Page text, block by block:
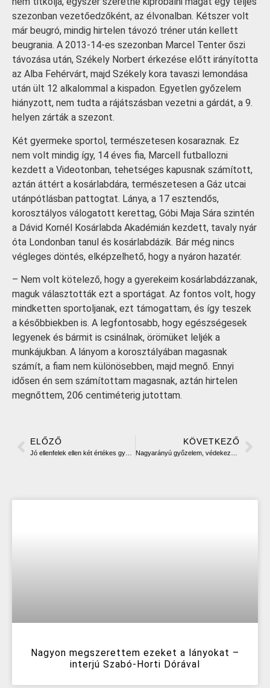
szezonban vezetőedzőként, az élvonalban. Kétszer volt
már beugró, mindig hirtelen távozó tréner után kellett
beugrania. A 2013-14-es szezonban Marcel Tenter őszi
távozása után, Székely Norbert érkezése előtt irányította
az Alba Fehérvárt, majd Székely kora tavaszi lemondása
után ült 12 alkalommal a kispadon. Egyetlen győzelem
hiányzott, nem tudta a rájátszásban vezetni a gárdát, a 9.
helyen zárták a szezont.
Két gyermeke sportol, természetesen kosaraznak. Ez
nem volt mindig így, 14 éves fia, Marcell futballozni
kezdett a Videotonban, tehetséges kapusnak számított,
aztán áttért a kosárlabdára, természetesen a Gáz utcai
utánpótlásban pattogtat. Lánya, a 17 esztendős,
korosztályos válogatott kerettag, Góbi Maja Sára szintén
a Dávid Kornél Kosárlabda Akadémián kezdett, tavaly nyár
óta Londonban tanul és kosárlabdázik. Bár még nincs
végleges döntés, elképzelhető, hogy a nyáron hazatér.
– Nem volt kötelező, hogy a gyerekeim kosárlabdázzanak,
maguk választották ezt a sportágat. Az fontos volt, hogy
mindketten sportoljanak, ezt támogattam, és így teszek
a későbbiekben is. A legfontosabb, hogy egészségesek
legyenek és bármit is csinálnak, örömüket leljék a
munkájukban. A lányom a korosztályában magasnak
számít, a fiam nem különösebben, majd megnő. Ennyi
idősen én sem számítottam magasnak, aztán hirtelen
megnőttem, 206 centiméterig jutottam.
ELŐZŐ KÖVETKEZŐ
Nagyon megszerettem ezeket a lányokat –
interjú Szabó-Horti Dórával